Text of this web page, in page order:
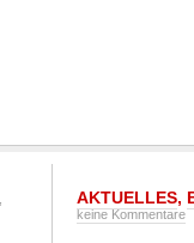
AKTUELLES,
keine Kommentare